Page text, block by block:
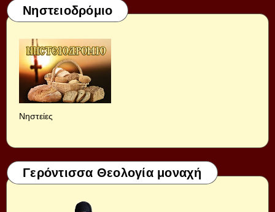
Νηστειοδρόμιο
Νηστείες
Γερόντισσα Θεολογία μοναχή